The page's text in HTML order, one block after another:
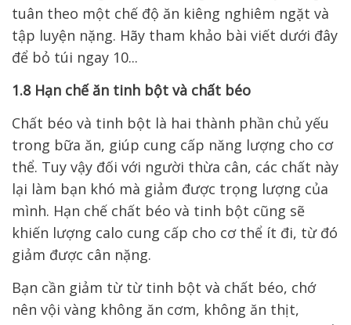
1.8 Hạn chế ăn tinh bột và chất béo
Chất béo và tinh bột là hai thành phần chủ yếu
trong bữa ăn, giúp cung cấp năng lượng cho cơ
thể. Tuy vậy đối với người thừa cân, các chất này
lại làm bạn khó mà giảm được trọng lượng của
mình. Hạn chế chất béo và tinh bột cũng sẽ
khiến lượng calo cung cấp cho cơ thể ít đi, từ đó
giảm được cân nặng.
Bạn cần giảm từ từ tinh bột và chất béo, chớ
nên vội vàng không ăn cơm, không ăn thịt,